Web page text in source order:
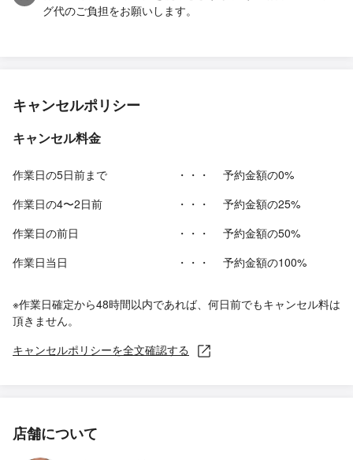
グ代のご負担をお願いします。
キャンセルポリシー
キャンセル料金
作業日の5日前まで ・・・
予約金額の0%
作業日の4〜2日前
・・・
予約金額の25%
作業日の前日
・・・
予約金額の50%
作業日当日
・・・ 予約金額の100%
※作業日確定から48時間以内であれば、何日前でもキャンセル料は
頂きません。
キャンセルポリシーを全文確認する
店舗について